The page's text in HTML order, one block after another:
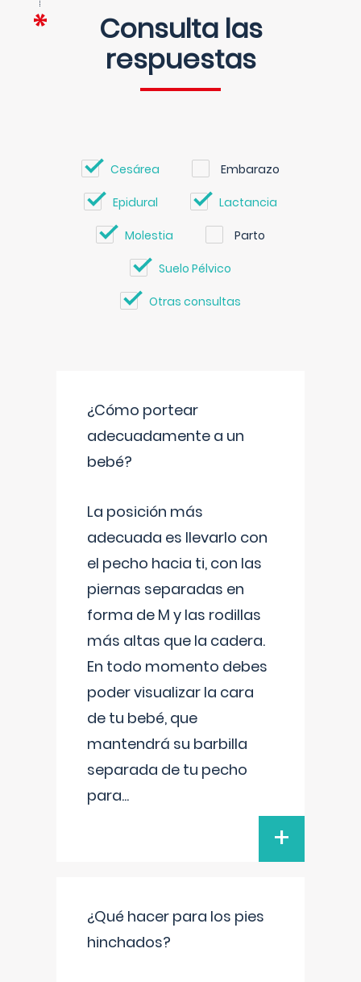
Consulta las
respuestas
Cesárea Embarazo
Epidural Lactancia
Molestia Parto
Suelo Pélvico
Otras consultas
¿Cómo portear
adecuadamente a un
bebé?
La posición más
adecuada es llevarlo con
el pecho hacia ti, con las
piernas separadas en
forma de M y las rodillas
más altas que la cadera.
En todo momento debes
poder visualizar la cara
de tu bebé, que
mantendrá su barbilla
separada de tu pecho
para...
+
¿Qué hacer para los pies
hinchados?